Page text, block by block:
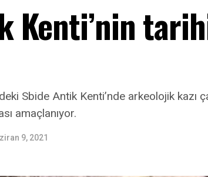
Kenti’nin
Sbide Antik Kenti’nde arkeolojik kazı
amaçlanıyor.
9, 2021